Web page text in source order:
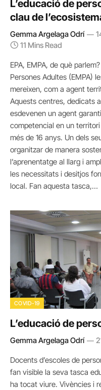
L’educació de
clau de
Gemma Argelaga Odrí
11 Mins Read
EPA, EMPA, de què
Persones Adultes (EMPA)
mereixen, com a agent
Aquests centres, dedicats
esdevenen un agent
competencial en un
més de 16 anys. Un dels
organitzar de manera
l’aprenentatge al llarg i
les necessitats i desitjos
local. Fan aquesta tasca,…
COVID-19
L’educació de
Gemma Argelaga Odrí
Docents d’escoles de
fan visible la seva tasca
ha tocat viure. Vivències i